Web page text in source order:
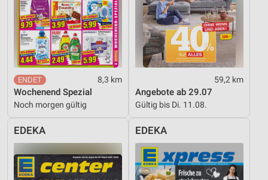
8,3 km
Wochenend Spezial
Noch morgen gültig
59,2 km
Angebote ab 29.07
Gültig bis Di. 11.08.
EDEKA EDEKA